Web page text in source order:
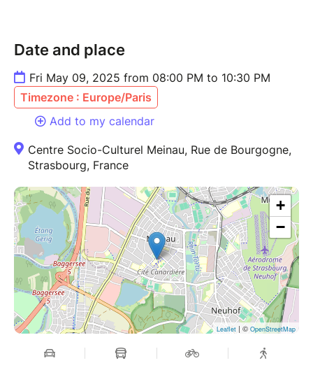
Date and place
Fri May 09, 2025 from 08:00 PM to 10:30 PM
Timezone : Europe/Paris
Add to my calendar
Centre Socio-Culturel Meinau, Rue de Bourgogne,
Strasbourg, France
+
−
Leaflet | © OpenStreetMap